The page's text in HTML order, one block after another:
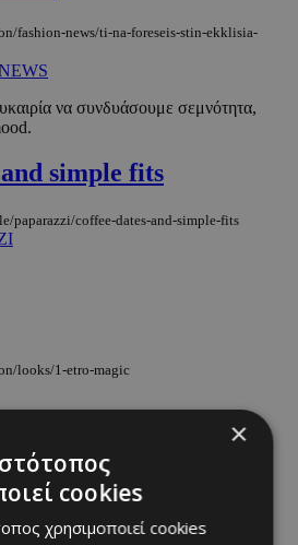
fashion-news/ti-na-foreseis-stin-ekklisia-
να συνδυάσουμε σεμνότητα,
simple fits
paparazzi/coffee-dates-and-simple-fits
looks/1-etro-magic
τσάντα από Ζara
shopping/bags/cotton-stripped-tsanta-apo-
×
cookies
χρησιμοποιεί cookies